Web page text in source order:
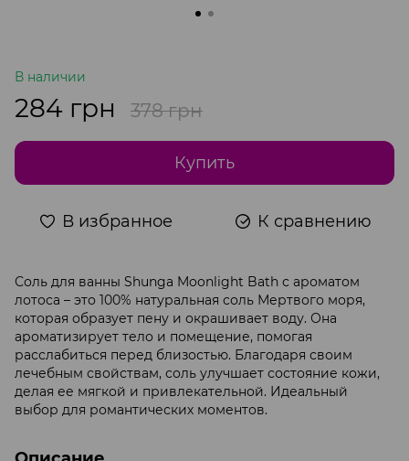
В наличии
284 грн 378 грн
Купить
В избранное К сравнению
Соль для ванны Shunga Moonlight Bath с ароматом
лотоса – это 100% натуральная соль Мертвого моря,
которая образует пену и окрашивает воду. Она
ароматизирует тело и помещение, помогая
расслабиться перед близостью. Благодаря своим
лечебным свойствам, соль улучшает состояние кожи,
делая ее мягкой и привлекательной. Идеальный
выбор для романтических моментов.